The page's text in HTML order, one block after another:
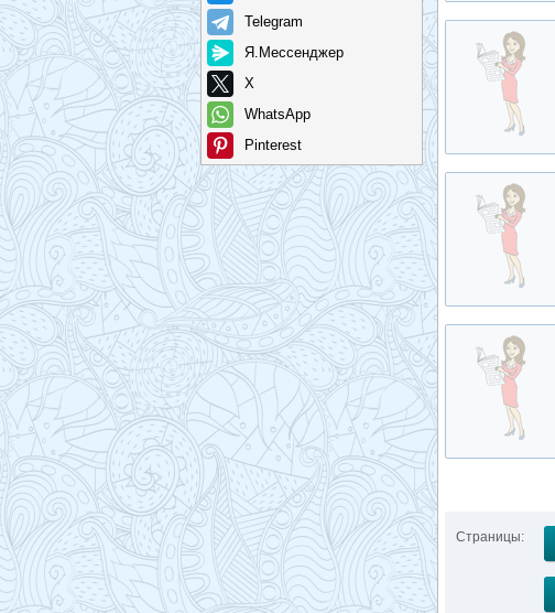
Telegram
Я.Мессенджер
X
WhatsApp
Pinterest
Страницы: